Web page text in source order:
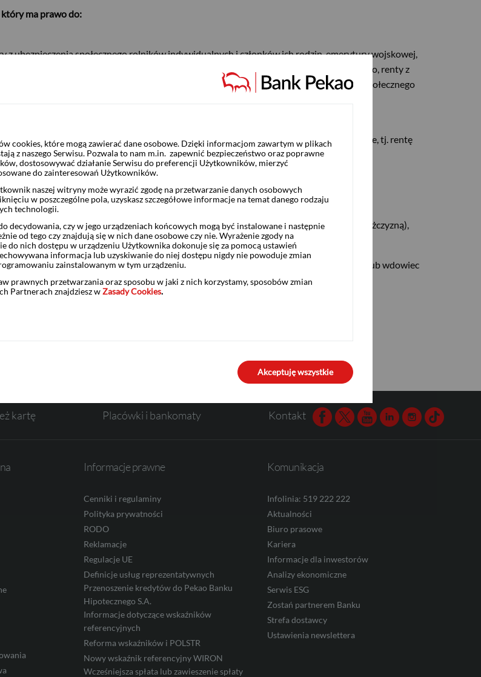
ma prawo do:
ubezpieczenia społecznego rolników indywidualnych i członków ich rodzin, emerytury wojskowej,
emerytury pomostowej, nauczycielskiego świadczenia kompensacyjnego, renty z
z tytułu niezdolności do pracy, renty rolniczej szkoleniowej, renty z ubezpieczenia społecznego
albo policyjnej renty inwalidzkiej.
ZUS, ale również rentę rodzinną wypłacaną przez inne organy emerytalno-rentowe, tj. rentę
rentę rodzinną.
rentą rodzinną)wdowa lub wdowiec musi spełnić wszystkie poniższe warunki:
– czyli osiągnąć tzw. powszechny wiek emerytalny,
małżeńskiej,
niż w dniu ukończenia przez siebie 55 lat (jeśli jesteś kobietą) lub 60 lat (jeśli jesteś mężczyzną),
do tzw. renty wdowiej) ustaje z dniem poprzedzającym dzień, w którym ww. wdowa lub wdowiec
kartę Placówki i bankomaty Kontakt Facebook
TwitterYoutubeLinkedinInstagram
TikTok
Informacje prawne
Cenniki i regulaminy
Polityka prywatności
RODO
Reklamacje
Regulacje UE
Definicje usług reprezentatywnych
Przenoszenie kredytów do Pekao Banku
Hipotecznego S.A.
Informacje dotyczące wskaźników
referencyjnych
Reforma wskaźników i POLSTR
Nowy wskaźnik referencyjny WIRON
Wcześniejsza spłata lub zawieszenie spłaty
Komunikacja
Infolinia: 519 222 222
Aktualności
Biuro prasowe
Kariera
Informacje dla inwestorów
Analizy ekonomiczne
Serwis ESG
Zostań partnerem Banku
Strefa dostawcy
Ustawienia newslettera
cookies, które mogą zawierać dane osobowe. Dzięki informacjom zawartym w plikach
z naszego Serwisu. Pozwala to nam m.in. zapewnić bezpieczeństwo oraz poprawne
dostosowywać działanie Serwisu do preferencji Użytkowników, mierzyć
do zainteresowań Użytkowników.
naszej witryny może wyrazić zgodę na przetwarzanie danych osobowych
w poszczególne pola, uzyskasz szczegółowe informacje na temat danego rodzaju
technologii.
decydowania, czy w jego urządzeniach końcowych mogą być instalowane i następnie
od tego czy znajdują się w nich dane osobowe czy nie. Wyrażenie zgody na
nich dostępu w urządzeniu Użytkownika dokonuje się za pomocą ustawień
informacja lub uzyskiwanie do niej dostępu nigdy nie powoduje zmian
zainstalowanym w tym urządzeniu.
prawnych przetwarzania oraz sposobu w jaki z nich korzystamy, sposobów zmian
Partnerach znajdziesz wZasady Cookies.
Akceptuję wszystkie